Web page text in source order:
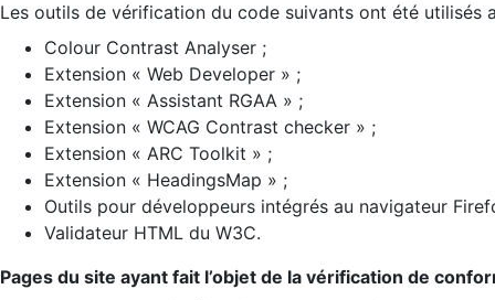
Les outils de vérification du code suivants ont été utilisés
Colour Contrast Analyser ;
Extension « Web Developer » ;
Extension « Assistant RGAA » ;
Extension « WCAG Contrast checker » ;
Extension « ARC Toolkit » ;
Extension « HeadingsMap » ;
Outils pour développeurs intégrés au navigateur
Validateur HTML du W3C.
Pages du site ayant fait l’objet de la vérification de